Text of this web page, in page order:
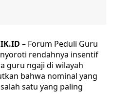
– Forum Peduli Guru
rendahnya insentif
guru ngaji di wilayah
bahwa nominal yang
satu yang paling